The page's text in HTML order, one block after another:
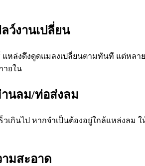
ว์งานเปลี่ยน
หล่งดึงดูดแมลงเปลี่ยนตามทันที แต่หล
ายใน
านลม/ท่อส่งลม
เกินไป หากจำเป็นต้องอยู่ใกล้แหล่งล
มสะอาด